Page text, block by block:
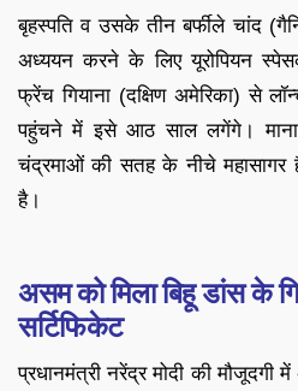
बृहस्पति व उसके तीन बर्फीले चांद
अध्ययन करने के लिए यूरोपियन
फ्रेंच गियाना (दक्षिण अमेरिका) से
पहुंचने में इसे आठ साल लगेंगे।
चंद्रमाओं की सतह के नीचे महासागर
है।
असम को मिला बिहू डांस के
सर्टिफिकेट
प्रधानमंत्री नरेंद्र मोदी की मौजूदगी